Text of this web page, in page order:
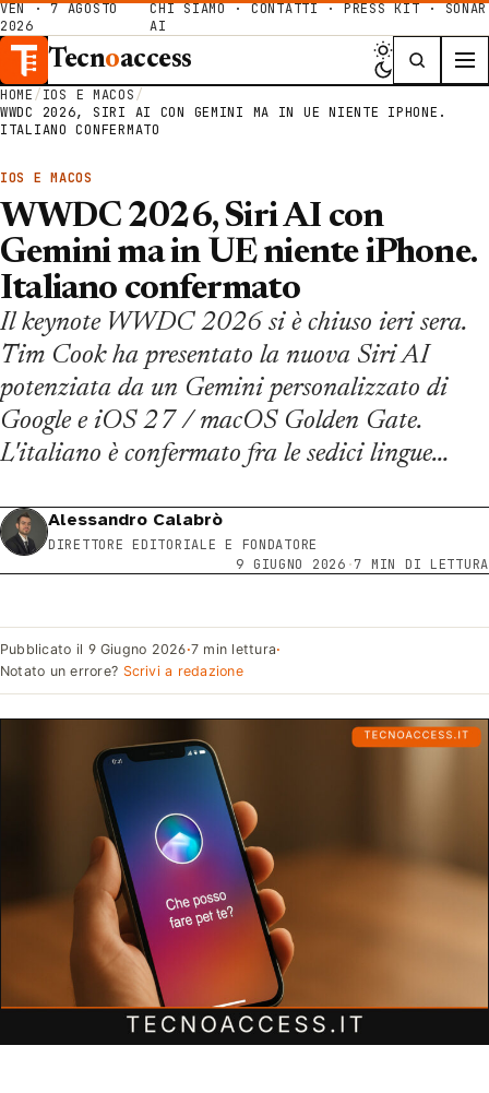
VEN · 7 AGOSTO
2026
CHI SIAMO ·CONTATTI ·PRESS KIT ·SONAR
AI
Tecnoaccess
HOME/IOS E MACOS/
WWDC 2026, SIRI AI CON GEMINI MA IN UE NIENTE IPHONE.
ITALIANO CONFERMATO
IOS E MACOS
WWDC 2026, Siri AI con
Gemini ma in UE niente iPhone.
Italiano confermato
Il keynote WWDC 2026 si è chiuso ieri sera.
Tim Cook ha presentato la nuova Siri AI
potenziata da un Gemini personalizzato di
Google e iOS 27 / macOS Golden Gate.
L'italiano è confermato fra le sedici lingue…
Alessandro Calabrò
DIRETTORE EDITORIALE E FONDATORE
9 GIUGNO 2026 ·7 MIN DI LETTURA
Pubblicato il 9 Giugno 2026·7 min lettura·
Notato un errore? Scrivi a redazione